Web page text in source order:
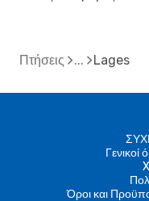
Πτήσεις Lages
Γενικοί
Όροι και